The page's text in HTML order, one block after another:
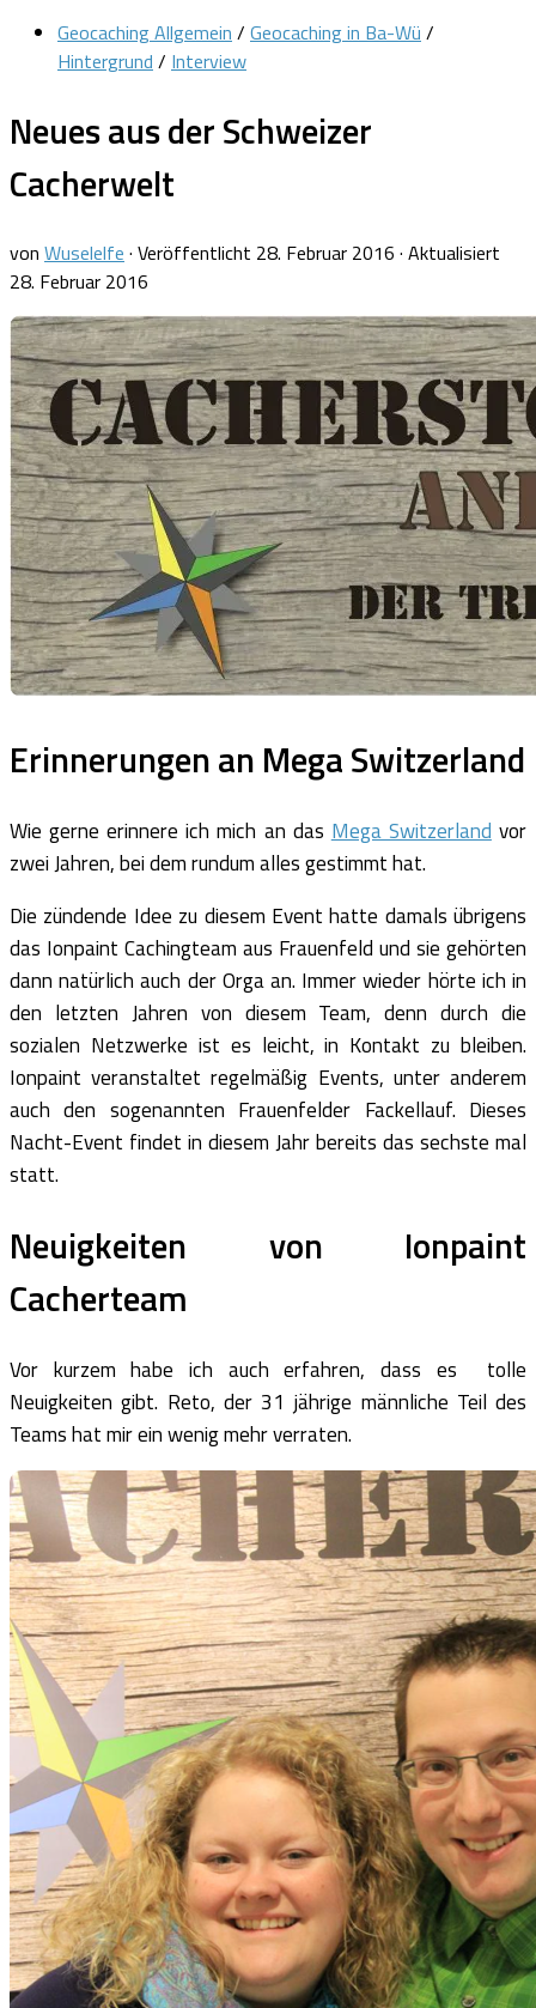
Geocaching Allgemein / Geocaching in Ba-Wü /
Hintergrund / Interview
Neues aus der Schweizer
Cacherwelt
von Wuselelfe · Veröffentlicht 28. Februar 2016 · Aktualisiert
28. Februar 2016
Erinnerungen an Mega Switzerland
Wie gerne erinnere ich mich an das Mega Switzerland vor
zwei Jahren, bei dem rundum alles gestimmt hat.
Die zündende Idee zu diesem Event hatte damals übrigens
das Ionpaint Cachingteam aus Frauenfeld und sie gehörten
dann natürlich auch der Orga an. Immer wieder hörte ich in
den letzten Jahren von diesem Team, denn durch die
sozialen Netzwerke ist es leicht, in Kontakt zu bleiben.
Ionpaint veranstaltet regelmäßig Events, unter anderem
auch den sogenannten Frauenfelder Fackellauf. Dieses
Nacht-Event findet in diesem Jahr bereits das sechste mal
statt.
Neuigkeiten von Ionpaint
Cacherteam
Vor kurzem habe ich auch erfahren, dass es tolle
Neuigkeiten gibt. Reto, der 31 jährige männliche Teil des
Teams hat mir ein wenig mehr verraten.